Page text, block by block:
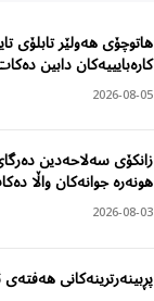
هاتوچۆی هەولێر تابلۆی
کارەبایییەکان دابین
2026-08-05
زانکۆی سەلاحەدین
هونەرە جوانەکان واڵا
2026-08-03
پڕبینەرترینەکانی